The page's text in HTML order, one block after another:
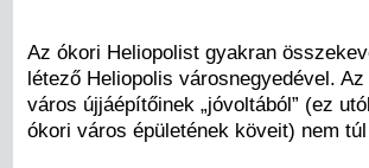
Az ókori Heliopolist gyakran
létező Heliopolis városnegyedével.
város újjáépítőinek „jóvoltából” (ez
ókori város épületének köveit) nem